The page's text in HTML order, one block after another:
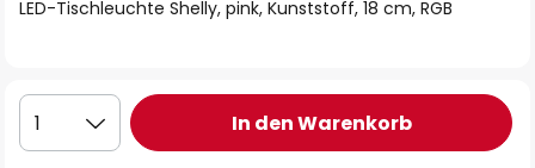
LED-Tischleuchte Shelly, pink, Kunststoff, 18 cm, RGB
1 In den Warenkorb